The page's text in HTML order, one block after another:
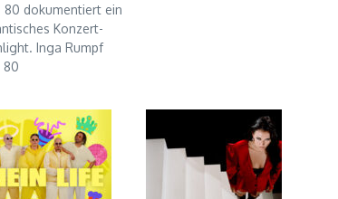
80 dokumentiert ein
Konzert-
Inga Rumpf
80